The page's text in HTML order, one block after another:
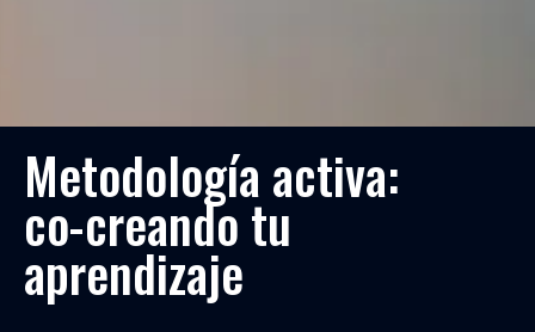
Metodología activa:
co-creando tu
aprendizaje